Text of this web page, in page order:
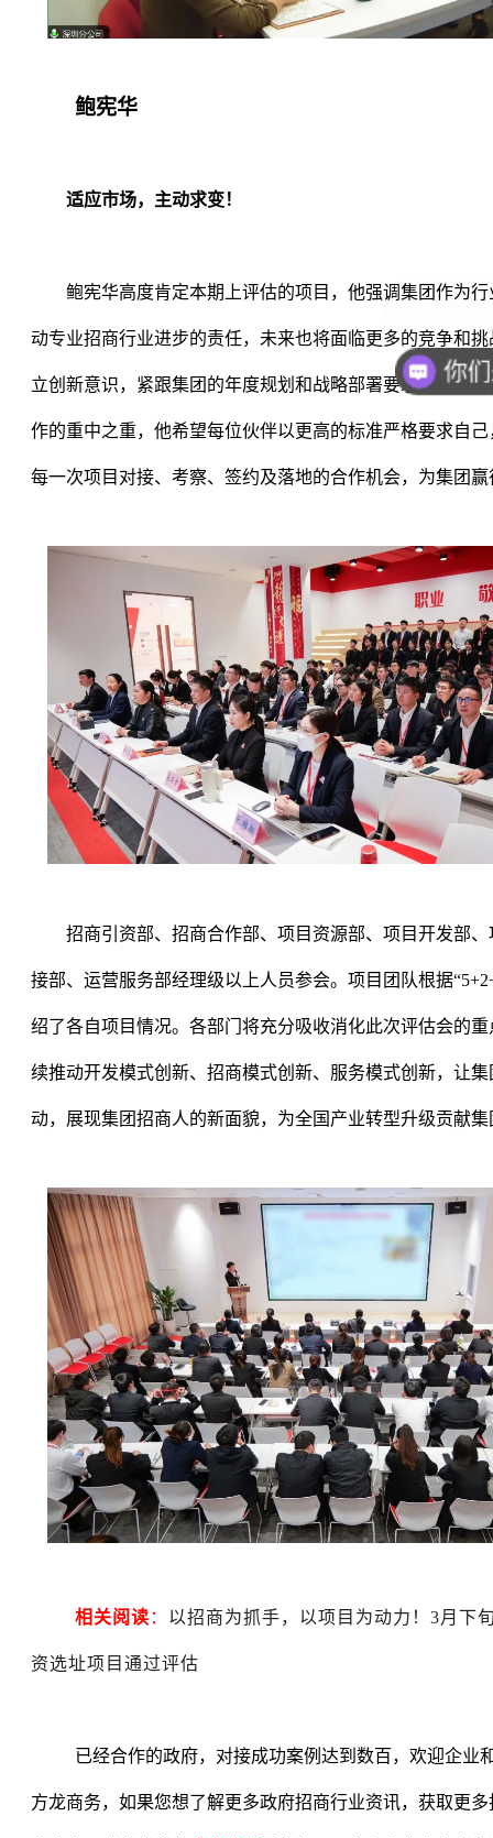
鲍宪华
适应市场，主动求变！
鲍宪华高度肯定本期上评估的项目，他强调集团作为行
动专业招商行业进步的责任，未来也将面临更多的竞争和
立创新意识，紧跟集团的年度规划和战略部署要求，将政
作的重中之重，他希望每位伙伴以更高的标准严格要求自
每一次项目对接、考察、签约及落地的合作机会，为集团
招商引资部、招商合作部、项目资源部、项目开发部、
接部、运营服务部经理级以上人员参会。项目团队根据“
绍了各自项目情况。各部门将充分吸收消化此次评估会的
续推动开发模式创新、招商模式创新、服务模式创新，让
动，展现集团招商人的新面貌，为全国产业转型升级贡献
相关阅读 ： 以招商为抓手，以项目为动力！3月下
资选址项目通过评估
已经合作的政府，对接成功案例达到数百，欢迎企业
方龙商务，如果您想了解更多政府招商行业资讯，获取更
你